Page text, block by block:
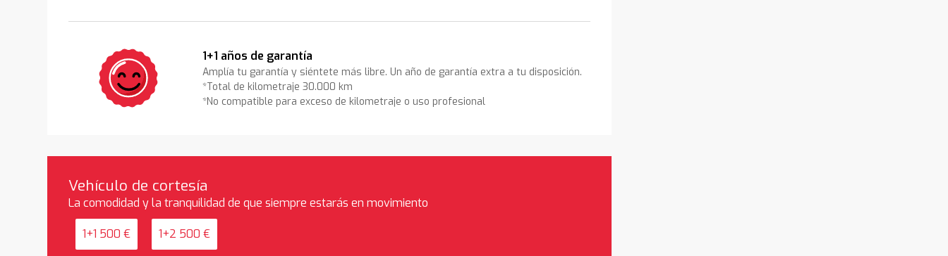
1+1 años de garantía
Amplía tu garantía y siéntete más libre. Un año de garantía extra a tu disposición.
*Total de kilometraje 30.000 km
*No compatible para exceso de kilometraje o uso profesional
Vehículo de cortesía
La comodidad y la tranquilidad de que siempre estarás en movimiento
1+1 500 € 1+2 500 €